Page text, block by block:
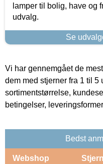
lamper til bolig, have og
udvalg.
Se
Vi har gennemgået de
dem med stjerner fra 1 til 5
sortimentstørrelse,
betingelser,
Bedst
Webshop